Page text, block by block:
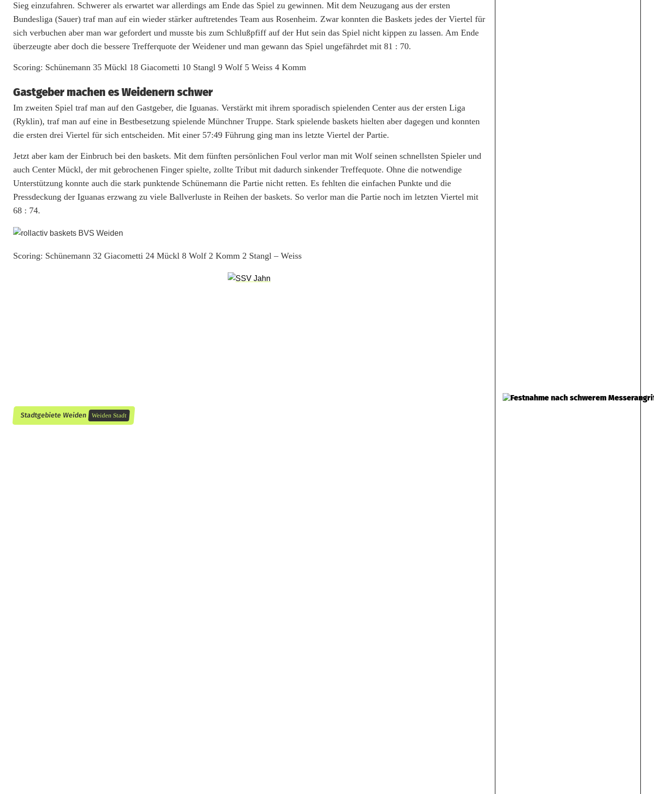
o
l
l
a
c
t
i
v
b
a
s
k
e
t
g
Sieg einzufahren. Schwerer als erwartet war allerdings am Ende das Spiel zu gewinnen. Mit dem Neuzugang aus der ersten
Bundesliga (Sauer) traf man auf ein wieder stärker auftretendes Team aus Rosenheim. Zwar konnten die Baskets jedes der Viertel für
sich verbuchen aber man war gefordert und musste bis zum Schlußpfiff auf der Hut sein das Spiel nicht kippen zu lassen. Am Ende
überzeugte aber doch die bessere Trefferquote der Weidener und man gewann das Spiel ungefährdet mit 81 : 70.
Scoring: Schünemann 35 Mückl 18 Giacometti 10 Stangl 9 Wolf 5 Weiss 4 Komm
Gastgeber machen es Weidenern schwer
Im zweiten Spiel traf man auf den Gastgeber, die Iguanas. Verstärkt mit ihrem sporadisch spielenden Center aus der ersten Liga
(Ryklin), traf man auf eine in Bestbesetzung spielende Münchner Truppe. Stark spielende baskets hielten aber dagegen und konnten
die ersten drei Viertel für sich entscheiden. Mit einer 57:49 Führung ging man ins letzte Viertel der Partie.
Jetzt aber kam der Einbruch bei den baskets. Mit dem fünften persönlichen Foul verlor man mit Wolf seinen schnellsten Spieler und
auch Center Mückl, der mit gebrochenen Finger spielte, zollte Tribut mit dadurch sinkender Treffequote. Ohne die notwendige
Unterstützung konnte auch die stark punktende Schünemann die Partie nicht retten. Es fehlten die einfachen Punkte und die
Pressdeckung der Iguanas erzwang zu viele Ballverluste in Reihen der baskets. So verlor man die Partie noch im letzten Viertel mit
68 : 74.
Scoring: Schünemann 32 Giacometti 24 Mückl 8 Wolf 2 Komm 2 Stangl – Weiss
Stadtgebiete Weiden Weiden Stadt